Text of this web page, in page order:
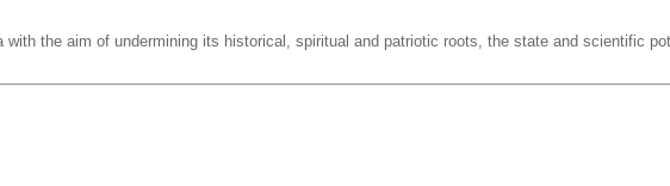
the aim of undermining its historical, spiritual and patriotic roots, the state and scientific